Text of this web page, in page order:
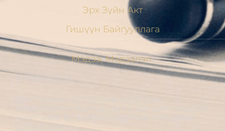
Эрх Зүйн Акт
Гишүүн Байгууллага
Мэдээ, Мэдээлэл
МЭНДЧИЛГЭЭ
ШҮҮГЧДИЙН ХОЛБООНЫ УДИРДАХ
СОЛИЛЦОВ